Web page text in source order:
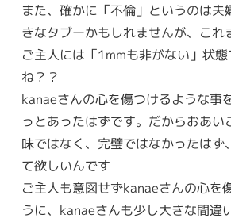
また、確かに「不倫」というのは夫
きなタブーかもしれませんが、これ
ご主人には「1mmも非がない」状
ね？？
kanaeさんの心を傷つけるような事
っとあったはずです。だからおあい
味ではなく、完璧ではなかったはず
て欲しいんです
ご主人も意図せずkanaeさんの心を
うに、kanaeさんも少し大きな間違